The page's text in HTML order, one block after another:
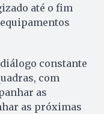
até o fim
constante
com
as
as próximas